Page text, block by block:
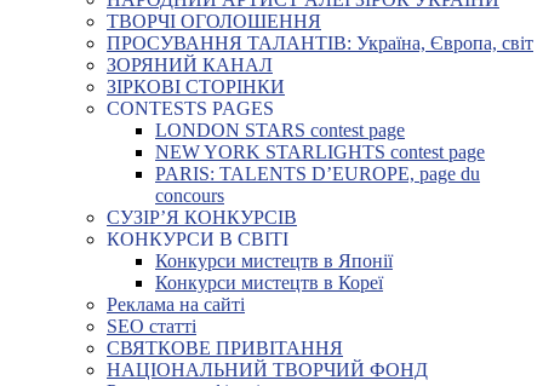
ТВОРЧІ ОГОЛОШЕННЯ
ПРОСУВАННЯ ТАЛАНТІВ: Україна, Європа, світ
ЗОРЯНИЙ КАНАЛ
ЗІРКОВІ СТОРІНКИ
CONTESTS PAGES
LONDON STARS contest page
NEW YORK STARLIGHTS contest page
PARIS: TALENTS D’EUROPE, page du
concours
СУЗІР’Я КОНКУРСІВ
КОНКУРСИ В СВІТІ
Конкурси мистецтв в Японії
Конкурси мистецтв в Кореї
Реклама на сайті
SEO статті
СВЯТКОВЕ ПРИВІТАННЯ
НАЦІОНАЛЬНИЙ ТВОРЧИЙ ФОНД